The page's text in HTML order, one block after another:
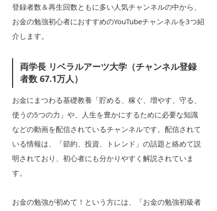
登録者数＆再生回数ともに多い人気チャンネルの中から、
お金の勉強初心者におすすめのYouTubeチャンネルを3つ紹
介します。
両学長 リベラルアーツ大学（チャンネル登録
者数 67.1万人）
お金にまつわる基礎教養「貯める、稼ぐ、増やす、守る、
使うの5つの力」や、人生を豊かにするために必要な知識
などの動画を配信されているチャンネルです。配信されて
いる情報は、「節約、投資、トレンド」の話題と絡めて説
明されており、初心者にも分かりやすく解説されていま
す。
お金の勉強が初めて！という方には、「お金の勉強初級者